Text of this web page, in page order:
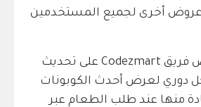
عروض أخرى لجميع المستخدمين
لهذا السبب، يحرص فريق Codezmart على تحديث
دوري لعرض أحدث الكوبونات
منها عند طلب الطعام عبر